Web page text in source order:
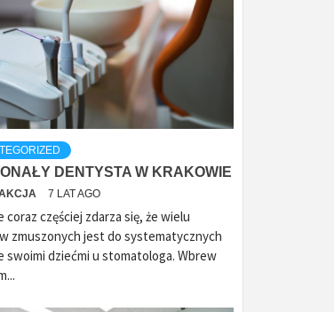
DENTYSTA W KRAKOWIE
7 LAT AGO
coraz częściej zdarza się, że wielu
zmuszonych jest do systematycznych
swoimi dziećmi u stomatologa. Wbrew